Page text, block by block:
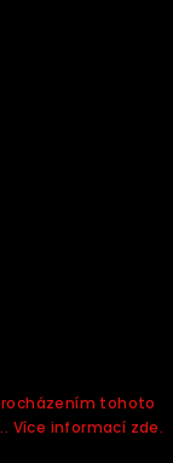
tohoto
Více informací zde.